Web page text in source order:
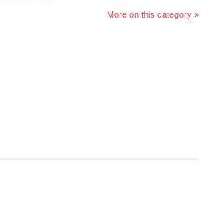
More on this category »